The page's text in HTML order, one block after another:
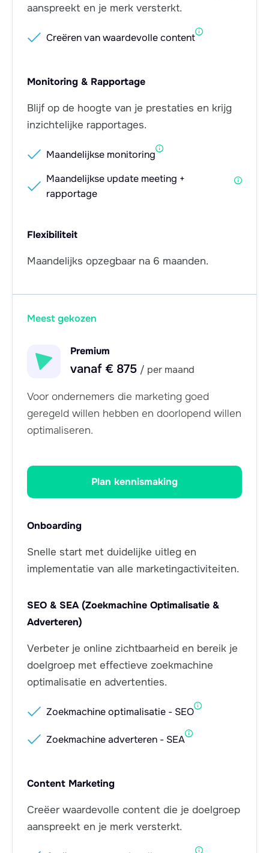
aanspreekt en je merk versterkt.
Creëren van waardevolle content
Monitoring & Rapportage
Blijf op de hoogte van je prestaties en krijg
inzichtelijke rapportages.
Maandelijkse monitoring
Maandelijkse update meeting +
rapportage

Flexibiliteit
Maandelijks opzegbaar na 6 maanden.
Meest gekozen
Premium
vanaf € 875 / per maand
Voor ondernemers die marketing goed
geregeld willen hebben en doorlopend willen
optimaliseren.
Plan kennismaking
Onboarding
Snelle start met duidelijke uitleg en
implementatie van alle marketingactiviteiten.
SEO & SEA (Zoekmachine Optimalisatie &
Adverteren)
Verbeter je online zichtbaarheid en bereik je
doelgroep met effectieve zoekmachine
optimalisatie en advertenties.
Zoekmachine optimalisatie - SEO
Zoekmachine adverteren - SEA
Content Marketing
Creëer waardevolle content die je doelgroep
aanspreekt en je merk versterkt.
